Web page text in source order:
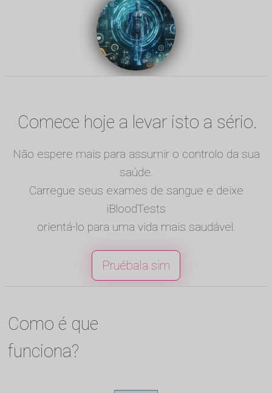
Comece hoje a levar isto a sério.
Não espere mais para assumir o controlo da sua
saúde.
Carregue seus exames de sangue e deixe
iBloodTests
orientá-lo para uma vida mais saudável.
Pruébala sim
Como é que
funciona?